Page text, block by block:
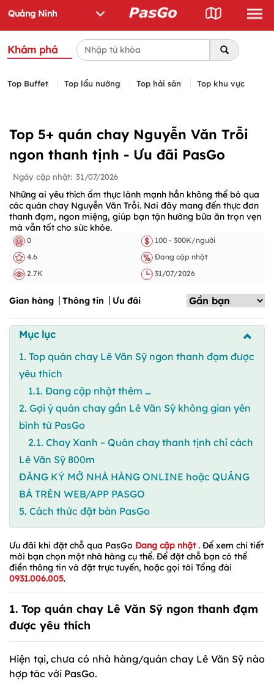
Khám phá
Top Buffet Top lẩu nướng Top hải sản Top khu vực
Top 5+ quán chay Nguyễn Văn Trỗi
ngon thanh tịnh - Ưu đãi PasGo
Ngày cập nhật: 31/07/2026
Những ai yêu thích ẩm thực lành mạnh hẳn không thể bỏ qua
các quán chay Nguyễn Văn Trỗi. Nơi đây mang đến thực đơn
thanh đạm, ngon miệng, giúp bạn tận hưởng bữa ăn trọn vẹn
mà vẫn tốt cho sức khỏe.
0
100 - 300K/người
4.6
Đang cập nhật
2.7K
31/07/2026
Gian hàng Thông tin Ưu đãi
Mục lục
1. Top quán chay Lê Văn Sỹ ngon thanh đạm được
yêu thích
1.1. Đang cập nhật thêm …
2. Gợi ý quán chay gần Lê Văn Sỹ không gian yên
bình từ PasGo
2.1. Chay Xanh – Quán chay thanh tịnh chỉ cách
Lê Văn Sỹ 800m
ĐĂNG KÝ MỞ NHÀ HÀNG ONLINE hoặc QUẢNG
BÁ TRÊN WEB/APP PASGO
5. Cách thức đặt bàn PasGo
Ưu đãi khi đặt chỗ qua PasGo Đang cập nhật. Để xem chi tiết
mời bạn chọn một nhà hàng cụ thể. Để đặt chỗ bạn có thể
điền thông tin và đặt trực tuyến, hoặc gọi tới Tổng đài
0931.006.005.
1. Top quán chay Lê Văn Sỹ ngon thanh đạm
được yêu thích
Hiện tại, chưa có nhà hàng/quán chay Lê Văn Sỹ nào
hợp tác với PasGo.